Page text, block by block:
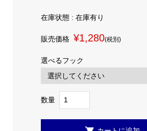
在庫状態 : 在庫有り
販売価格 ¥1,280(税別)
選べるフック
数量